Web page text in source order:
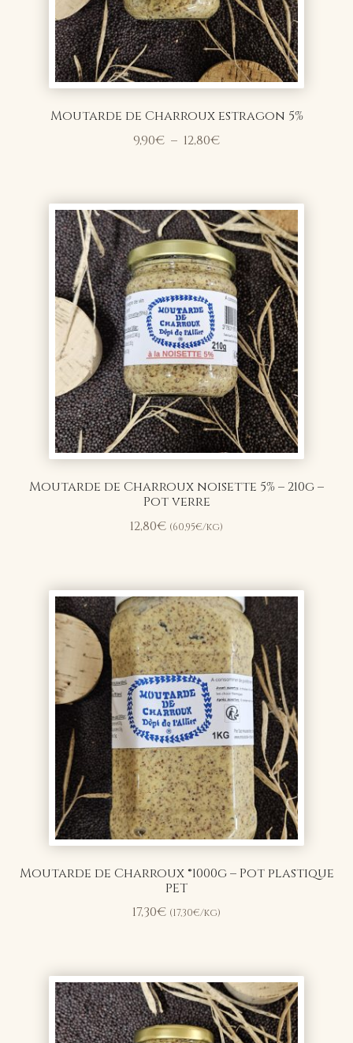
Moutarde de Charroux estragon 5%
9,90€ – 12,80€Plage
à
12,80€
Moutarde de Charroux noisette 5% – 210g –
Pot verre
12,80€ (60,95€/kg)
Moutarde de Charroux ®1000g – Pot plastique
PET
17,30€ (17,30€/kg)